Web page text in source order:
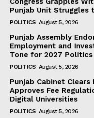
Punjab Unit Struggles
POLITICS August 5, 2026
Punjab Assembly
Employment and
Tone for 2027 Politics
POLITICS August 5, 2026
Punjab Cabinet Clears
Approves Fee
Digital Universities
POLITICS August 5, 2026